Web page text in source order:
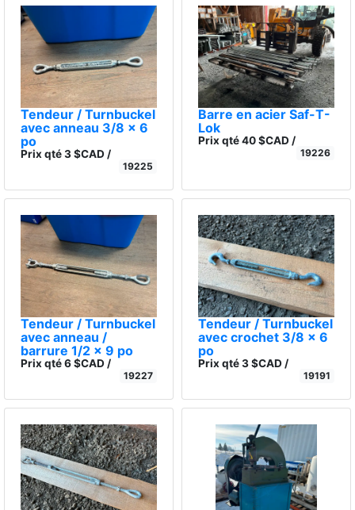
Tendeur / Turnbuckel
avec anneau 3/8 x 6
po
Prix qté 3 $CAD /
19225
Barre en acier Saf-T-
Lok
Prix qté 40 $CAD /
19226
Tendeur / Turnbuckel
avec anneau /
barrure 1/2 x 9 po
Prix qté 6 $CAD /
19227
Tendeur / Turnbuckel
avec crochet 3/8 x 6
po
Prix qté 3 $CAD /
19191